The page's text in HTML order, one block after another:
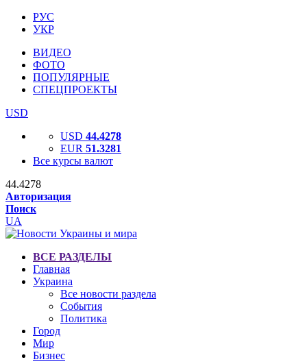
РУС
УКР
ВИДЕО
ФОТО
ПОПУЛЯРНЫЕ
СПЕЦПРОЕКТЫ
USD
USD 44.4278
EUR 51.3281
Все курсы валют
44.4278
Авторизация
Поиск
UA
ВСЕ РАЗДЕЛЫ
Главная
Украина
Все новости раздела
События
Политика
Город
Мир
Бизнес